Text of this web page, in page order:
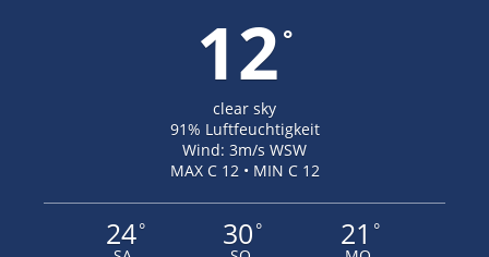
12 °
clear sky
91% Luftfeuchtigkeit
Wind: 3m/s WSW
MAX C 12 • MIN C 12
24° 30 ° 21 °